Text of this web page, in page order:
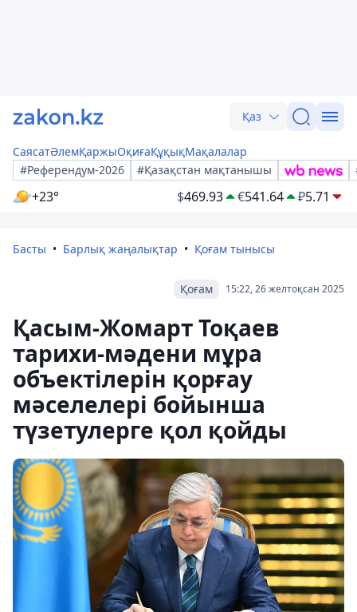
Қаз
СаясатӘлемҚаржыОқиғаҚұқықМақалалар
#Референдум-2026
#Қазақстан мақтанышы
+23° $469.93 €541.64 ₽5.71
Басты Барлық жаңалықтар Қоғам тынысы
15:22, 26 желтоқсан 2025
Қоғам
Қасым-Жомарт Тоқаев
тарихи-мәдени мұра
объектілерін қорғау
мәселелері бойынша
түзетулерге қол қойды